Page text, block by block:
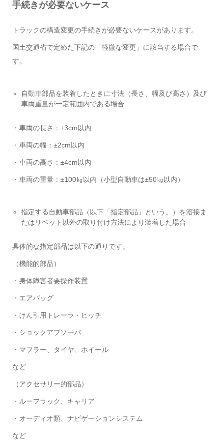
手続きが必要ないケース
トラックの構造変更の手続きが必要ないケースがあります。
国土交通省で定めた下記の「軽微な変更」に該当する場合で
す。
自動車部品を装着したときに寸法（長さ、幅及び高さ）及び
車両重量が一定範囲内である場合
・車両の長さ：±3cm以内
・車両の幅：±2cm以内
・車両の高さ：±4cm以内
・車両の重量：±100㎏以内（小型自動車は±50㎏以内）
指定する自動車部品（以下「指定部品」という。）を溶接ま
たはリベット以外の取り付け方法により装着した場合
具体的な指定部品は以下の通りです。
（機能的部品）
・身体障害者要操作装置
・エアバッグ
・けん引用トレーラ・ヒッチ
・ショックアブソーバ
・マフラー、タイヤ、ホイール
など
（アクセサリー的部品）
・ルーフラック、キャリア
・オーディオ類、ナビゲーションシステム
など